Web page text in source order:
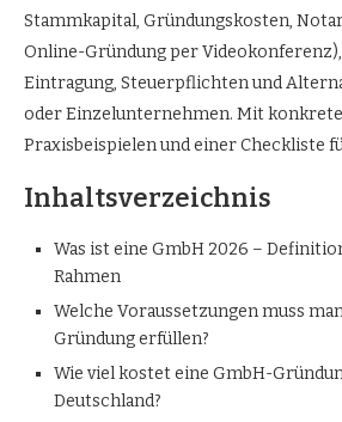
Stammkapital, Gründungskosten,
Online-Gründung per
Eintragung, Steuerpflichten und
oder Einzelunternehmen. Mit
Praxisbeispielen und einer Checkliste
Inhaltsverzeichnis
Was ist eine GmbH 2026 –
Rahmen
Welche Voraussetzungen muss
Gründung erfüllen?
Wie viel kostet eine GmbH-
Deutschland?